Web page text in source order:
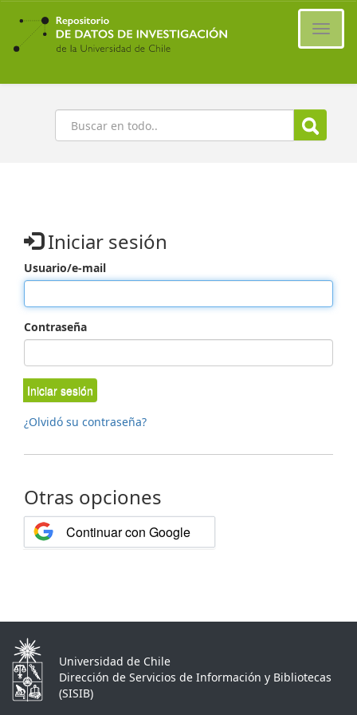
Ir
contenido
principal
Buscar
Iniciar sesión
Usuario/e-mail
Contraseña
Iniciar sesión
¿Olvidó su contraseña?
Otras opciones
Continuar con Google
Universidad de Chile
Dirección de Servicios de Información y Bibliotecas
(SISIB)